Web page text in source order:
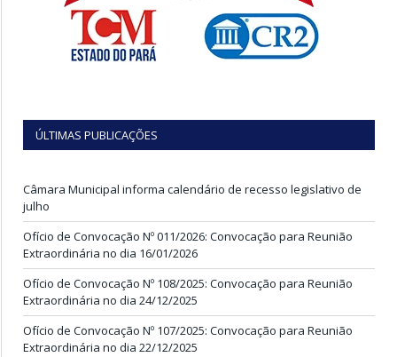
ÚLTIMAS PUBLICAÇÕES
Câmara Municipal informa calendário de recesso legislativo de
julho
Ofício de Convocação Nº 011/2026: Convocação para Reunião
Extraordinária no dia 16/01/2026
Ofício de Convocação Nº 108/2025: Convocação para Reunião
Extraordinária no dia 24/12/2025
Ofício de Convocação Nº 107/2025: Convocação para Reunião
Extraordinária no dia 22/12/2025